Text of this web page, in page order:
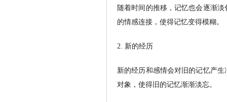
随着时间的推移，记忆也会逐渐
的情感连接，使得记忆变得模糊。
2. 新的经历
新的经历和感情会对旧的记忆产
对象，使得旧的记忆渐渐淡忘。